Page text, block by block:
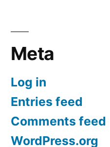
Meta
Log in
Entries feed
Comments feed
WordPress.org